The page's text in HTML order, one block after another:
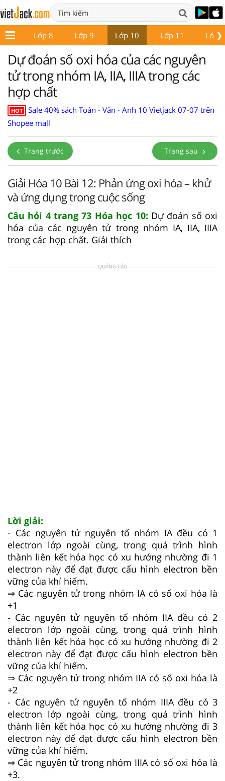
❯
7 Lớp 8 Lớp 9 Lớp 10 Lớp 11 Lớp
Dự đoán số oxi hóa của các nguyên
tử trong nhóm IA, IIA, IIIA trong các
hợp chất
HOT
Sale 40% sách Toán - Văn - Anh 10 Vietjack 07-07 trên
Shopee mall
Trang trước Trang sau
Giải Hóa 10 Bài 12: Phản ứng oxi hóa – khử
và ứng dụng trong cuộc sống
Câu hỏi 4 trang 73 Hóa học 10: Dự đoán số oxi
hóa của các nguyên tử trong nhóm IA, IIA, IIIA
trong các hợp chất. Giải thích
QUẢNG CÁO
Lời giải:
- Các nguyên tử nguyên tố nhóm IA đều có 1
electron lớp ngoài cùng, trong quá trình hình
thành liên kết hóa học có xu hướng nhường đi 1
electron này để đạt được cấu hình electron bền
vững của khí hiếm.
⇒ Các nguyên tử trong nhóm IA có số oxi hóa là
+1
- Các nguyên tử nguyên tố nhóm IIA đều có 2
electron lớp ngoài cùng, trong quá trình hình
thành liên kết hóa học có xu hướng nhường đi 2
electron này để đạt được cấu hình electron bền
vững của khí hiếm.
⇒ Các nguyên tử trong nhóm IIA có số oxi hóa là
+2
- Các nguyên tử nguyên tố nhóm IIIA đều có 3
electron lớp ngoài cùng, trong quá trình hình
thành liên kết hóa học có xu hướng nhường đi 3
electron này để đạt được cấu hình electron bền
vững của khí hiếm.
⇒ Các nguyên tử trong nhóm IIIA có số oxi hóa là
+3.